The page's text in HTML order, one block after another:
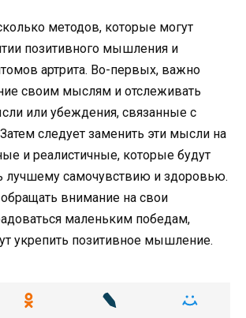
методов, которые могут
позитивного мышления и
артрита. Во-первых, важно
своим мыслям и отслеживать
или убеждения, связанные с
следует заменить эти мысли на
и реалистичные, которые будут
лучшему самочувствию и здоровью.
внимание на свои
маленьким победам,
укрепить позитивное мышление.